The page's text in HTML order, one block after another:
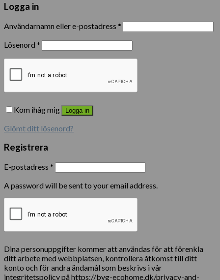
Logga in
Användarnamn eller e-postadress *
Lösenord *
Kom ihåg mig Logga in
Glömt ditt lösenord?
Registrera
E-postadress *
A password will be sent to your email address.
Dina personuppgifter kommer att användas för att förenkla
ditt arbete med webbplatsen, kontrollera åtkomst till ditt
konto och för andra ändamål som beskrivs i vår
integritetspolicy på https://byg-ecohome.dk/privacy-and-